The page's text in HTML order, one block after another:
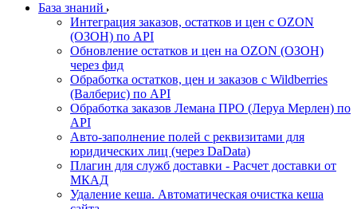
База знаний
Интеграция заказов, остатков и цен с OZON
(ОЗОН) по API
Обновление остатков и цен на OZON (ОЗОН)
через фид
Обработка остатков, цен и заказов с Wildberries
(Валберис) по API
Обработка заказов Лемана ПРО (Леруа Мерлен) по
API
Авто-заполнение полей с реквизитами для
юридических лиц (через DaData)
Плагин для служб доставки - Расчет доставки от
МКАД
Удаление кеша. Автоматическая очистка кеша